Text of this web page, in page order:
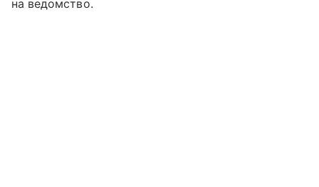
на ведомство.